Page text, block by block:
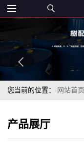
您当前的位置： 网站首页
产品展厅